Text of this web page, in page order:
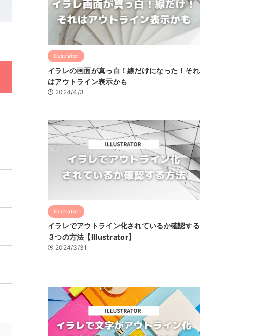
Illustrator
イラレの画面が真っ白！線だけになった！それ
はアウトライン表示かも
2024/4/3
Illustrator
イラレでアウトライン化されているか確認する
３つの方法【Illustrator】
2024/3/31